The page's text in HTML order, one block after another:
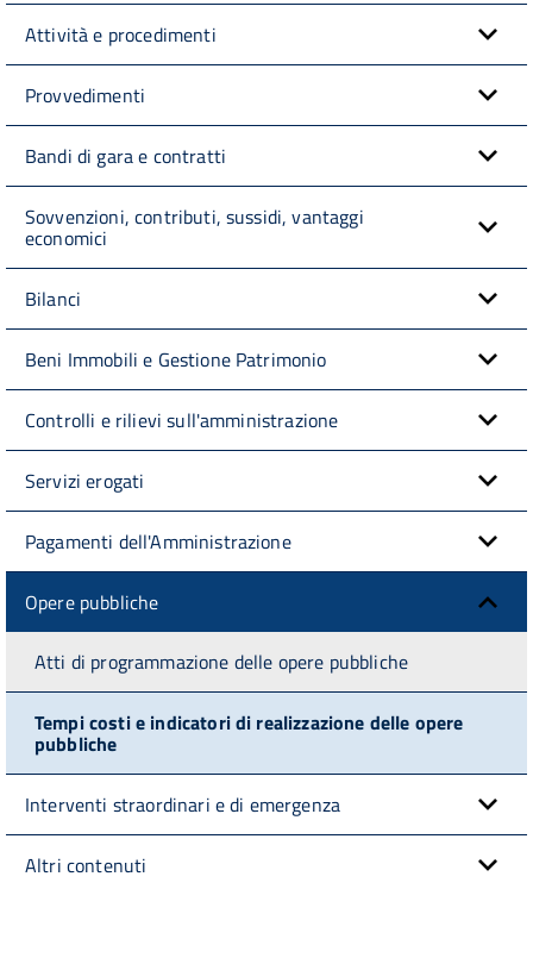
Attività e procedimenti
Provvedimenti
Bandi di gara e contratti
Sovvenzioni, contributi, sussidi, vantaggi
economici
Bilanci
Beni Immobili e Gestione Patrimonio
Controlli e rilievi sull'amministrazione
Servizi erogati
Pagamenti dell'Amministrazione
Opere pubbliche
Atti di programmazione delle opere pubbliche
Tempi costi e indicatori di realizzazione delle opere
pubbliche
Interventi straordinari e di emergenza
Altri contenuti